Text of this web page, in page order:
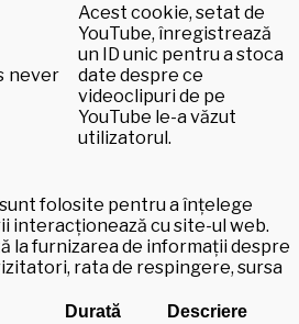
never
Acest cookie, setat de
YouTube, înregistrează
un ID unic pentru a stoca
date despre ce
videoclipuri de pe
YouTube le-a văzut
utilizatorul.
folosite pentru a înțelege
interacționează cu site-ul web.
la furnizarea de informații despre
rata de respingere, sursa
Durată Descriere